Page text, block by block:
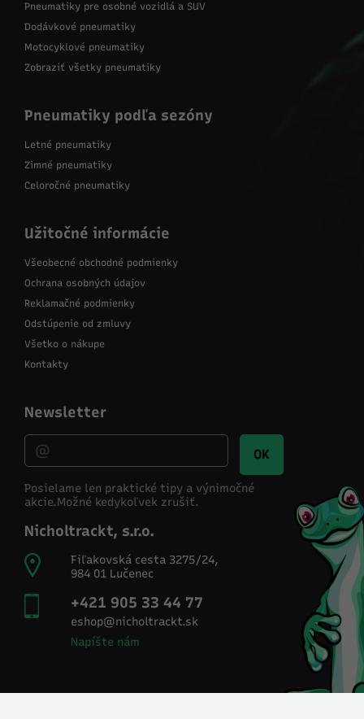
Pneumatiky pre osobné vozidlá a SUV
Dodávkové pneumatiky
Motocyklové pneumatiky
Zobraziť všetky pneumatiky
Pneumatiky podľa sezóny
Letné pneumatiky
Zimné pneumatiky
Celoročné pneumatiky
Užitočné informácie
Všeobecné obchodné podmienky
Ochrana osobných údajov
Reklamačné podmienky
Odstúpenie od zmluvy
Všetko o nákupe
Kontakty
Newsletter
OK
Posielame len praktické tipy a výnimočné
akcie.Možné kedykoľvek zrušiť.
Nicholtrackt, s.r.o.
Fiľakovská cesta 3275/24,
984 01 Lučenec
+421 905 33 44 77
eshop@nicholtrackt.sk
Napíšte nám